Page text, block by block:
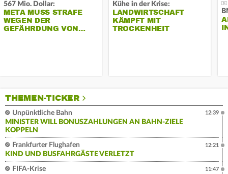
567 Mio. Dollar:
META MUSS STRAFE
WEGEN DER
GEFÄHRDUNG VON…
Kühe in der Krise:
LANDWIRTSCHAFT
KÄMPFT MIT
TROCKENHEIT
THEMEN-TICKER
Unpünktliche Bahn
MINISTER WILL BONUSZAHLUNGEN AN BAHN-ZIELE
KOPPELN
12:39
Frankfurter Flughafen
KIND UND BUSFAHRGÄSTE VERLETZT
12:21
FIFA-Krise
11:47